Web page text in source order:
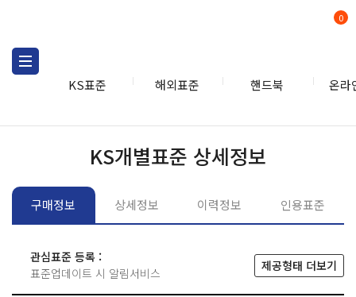
KS표준 해외표준 핸드북 온라
0
KS개별표준 상세정보
구매정보 상세정보 이력정보 인용표준
관심표준 등록 :
표준업데이트 시 알림서비스
제공형태 더보기